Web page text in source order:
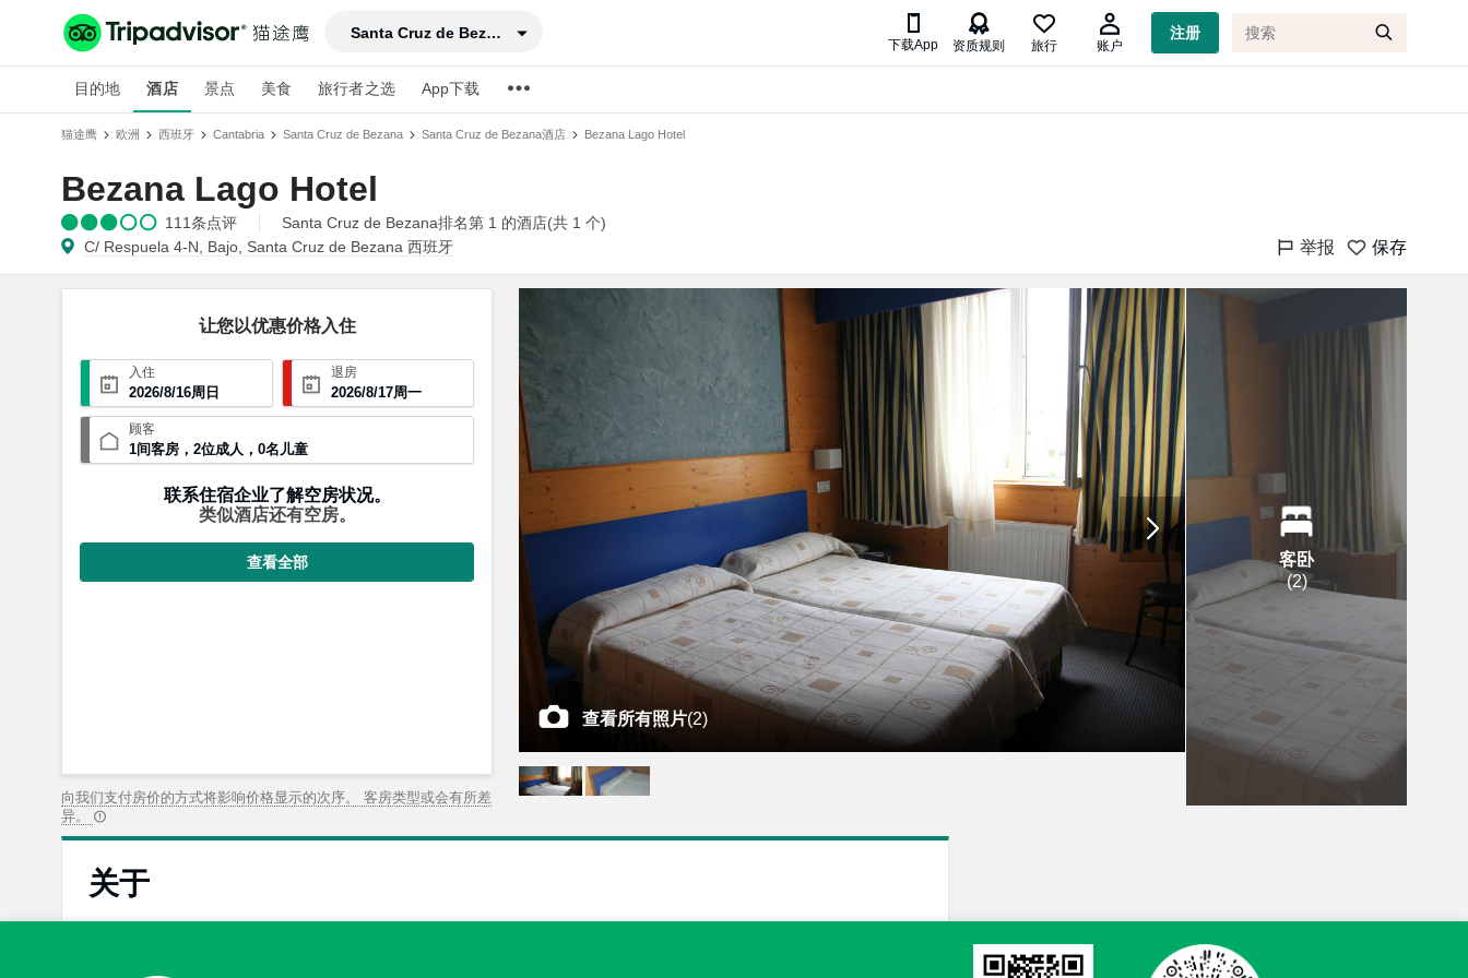
Santa Cruz de Bezana 
下载App

资质规则 旅行 账户
注册
目的地 酒店 景点 美食 旅行者之选 App下载
猫途鹰 欧洲 西班牙 Cantabria Santa Cruz de Bezana Santa Cruz de Bezana酒店 Bezana Lago Hotel
Bezana Lago Hotel
111条点评 Santa Cruz de Bezana排名第 1 的酒店(共 1 个)
举报 保存
C/ Respuela 4-N, Bajo, Santa Cruz de Bezana 西班牙
让您以优惠价格入住
入住
2026/8/16周日
退房
2026/8/17周一
顾客
1间客房 ， 2位成人 ， 0名儿童
联系住宿企业了解空房状况。
类似酒店还有空房。
查看全部
查看所有照片(2)
客卧
(2)
向我们支付房价的方式将影响价格显示的次序。 客房类型或会有所差
异。
关于